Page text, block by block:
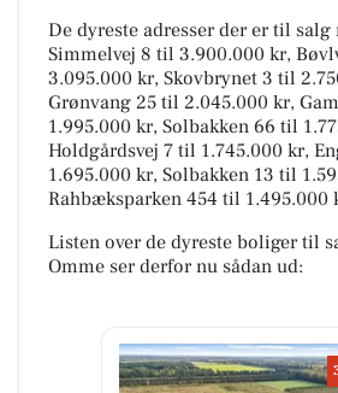
De dyreste adresser der er til salg
Simmelvej 8 til 3.900.000 kr,
3.095.000 kr, Skovbrynet 3 til
Grønvang 25 til 2.045.000 kr,
1.995.000 kr, Solbakken 66 til
Holdgårdsvej 7 til 1.745.000 kr,
1.695.000 kr, Solbakken 13 til
Rahbæksparken 454 til 1.495.000
Listen over de dyreste boliger til
Omme ser derfor nu sådan ud: